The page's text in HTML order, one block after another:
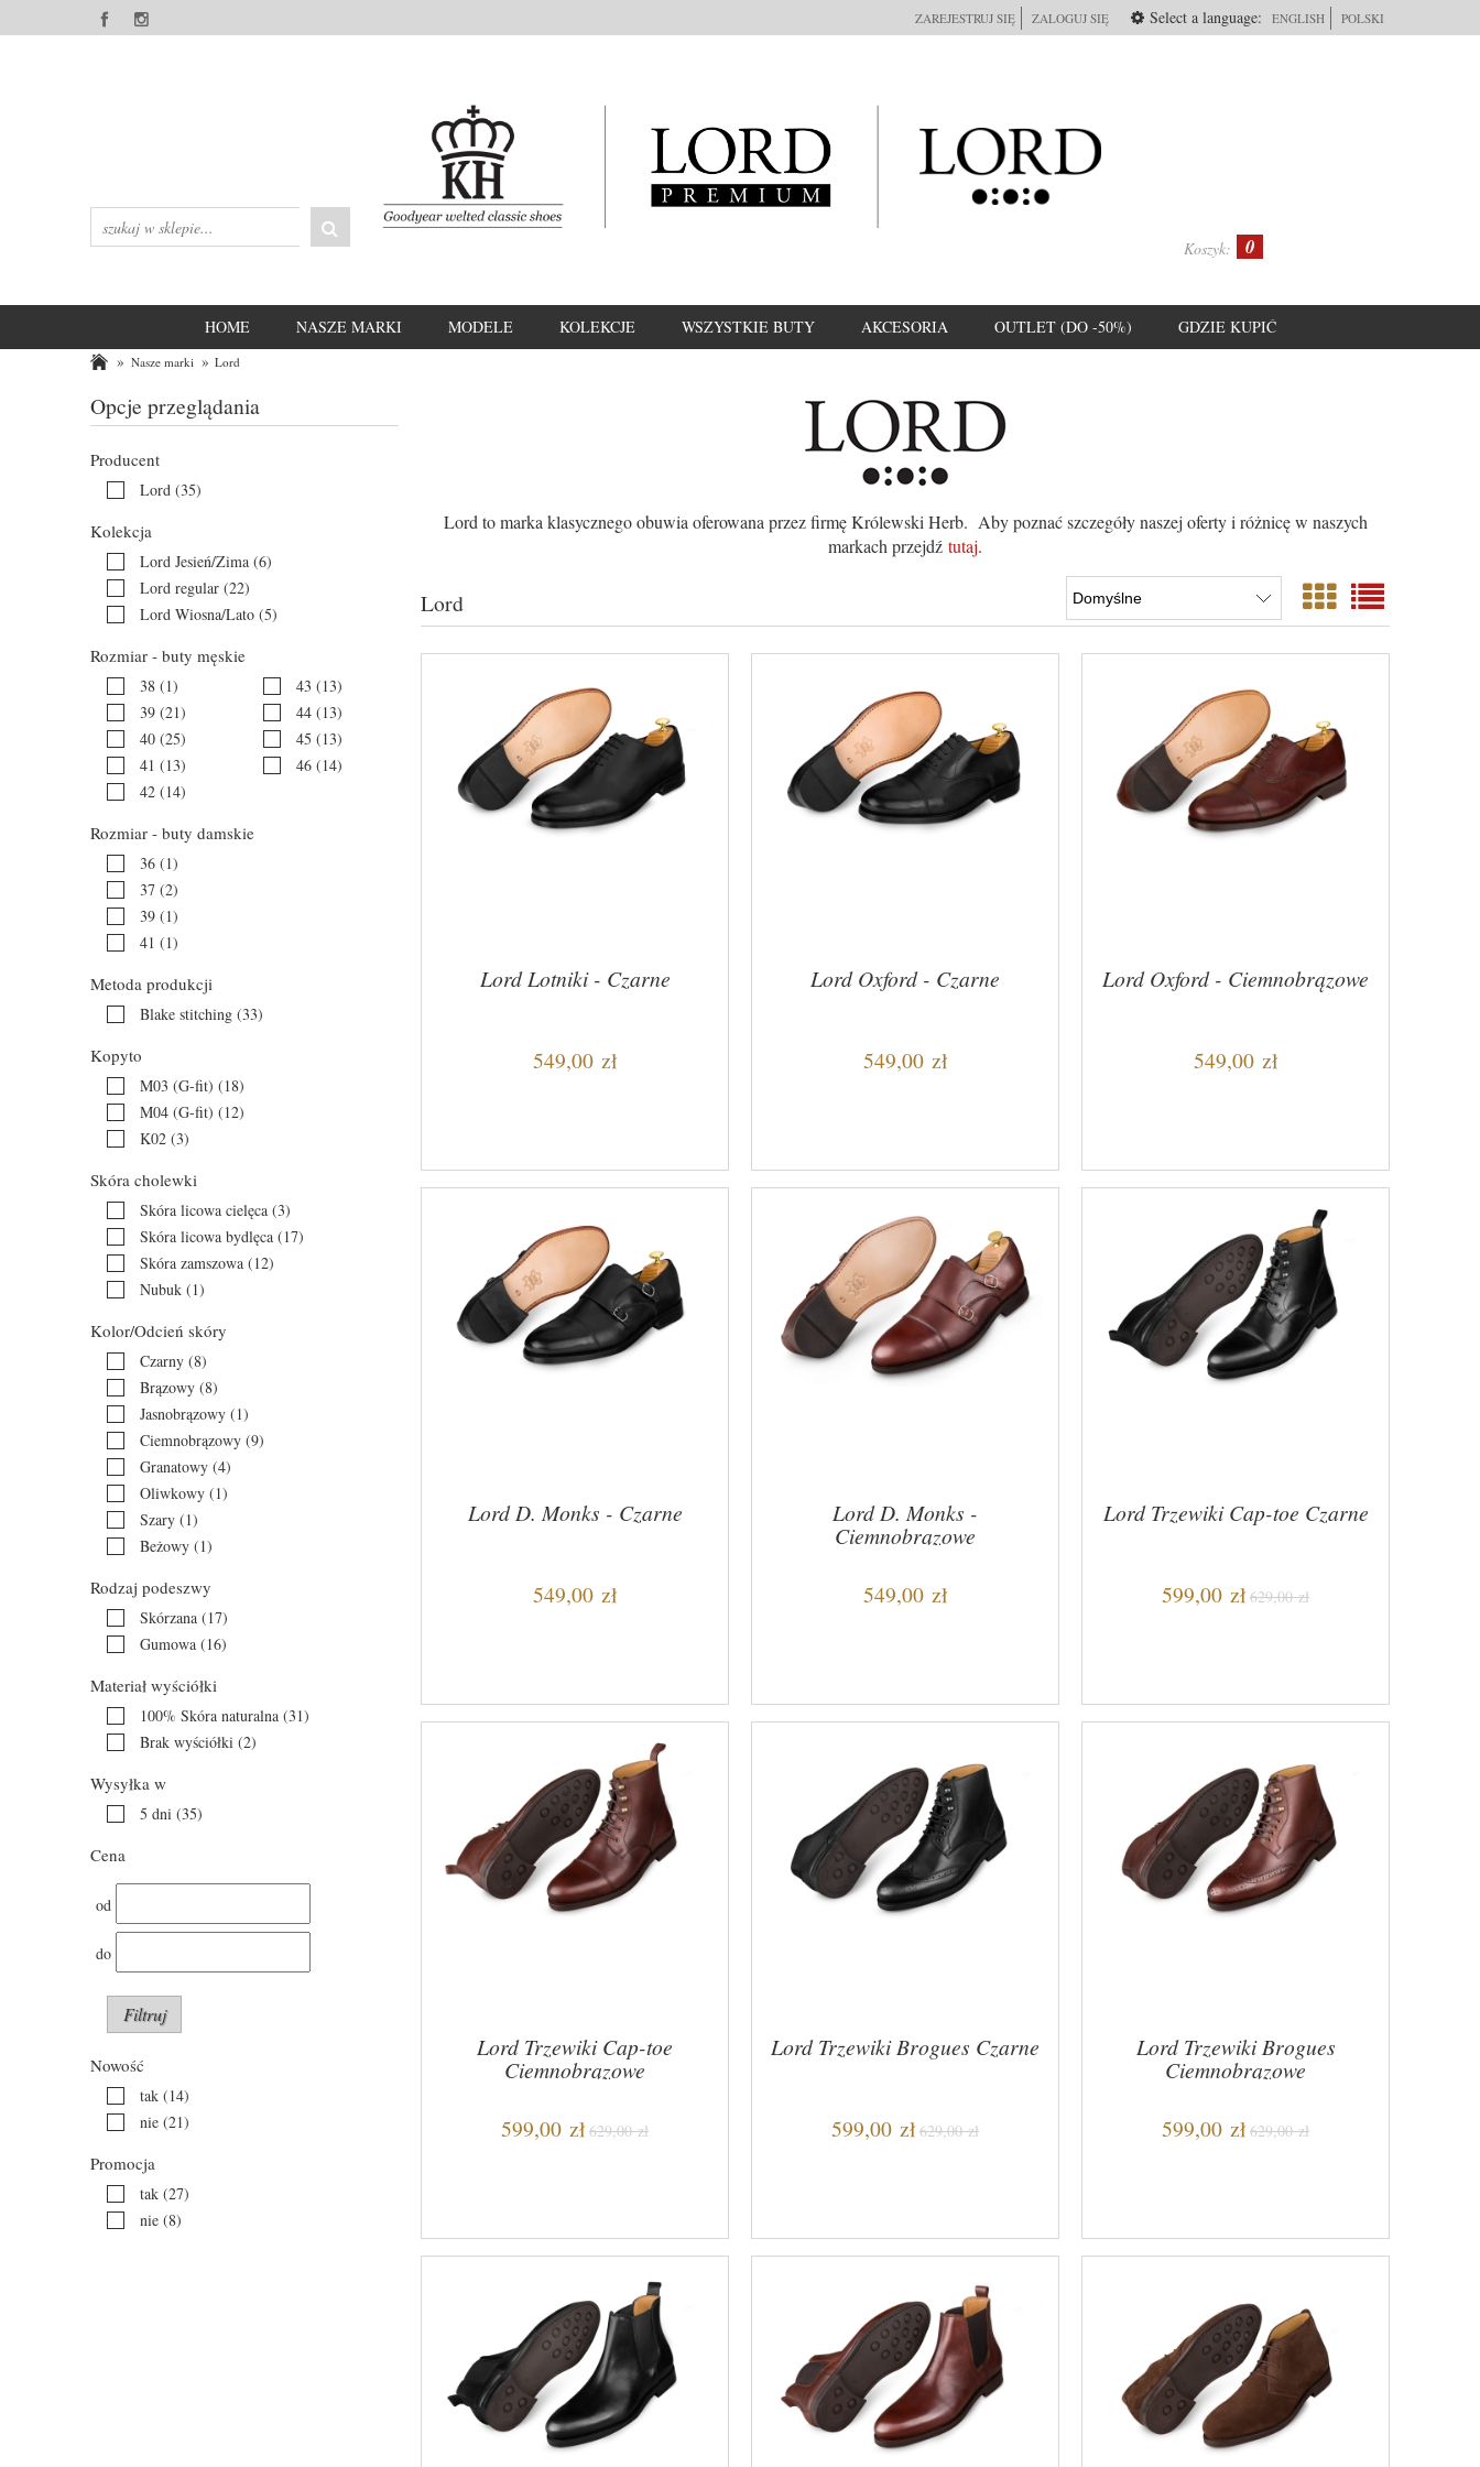
Select a language: ENGLISH POLSKI
ZAREJESTRUJ SIĘ ZALOGUJ SIĘ
Koszyk: 0
HOME NASZE MARKI MODELE KOLEKCJE WSZYSTKIE BUTY AKCESORIA OUTLET (DO -50%) GDZIE KUPIĆ
» Nasze marki » Lord
Opcje przeglądania
Producent
Lord (35)
Kolekcja
Lord Jesień/Zima (6)
Lord regular (22)
Lord Wiosna/Lato (5)
Rozmiar - buty męskie
38 (1)
39 (21)
40 (25)
41 (13)
42 (14)
43 (13)
44 (13)
45 (13)
46 (14)
Rozmiar - buty damskie
36 (1)
37 (2)
39 (1)
41 (1)
Metoda produkcji
Blake stitching (33)
Kopyto
M03 (G-fit) (18)
M04 (G-fit) (12)
K02 (3)
Skóra cholewki
Skóra licowa cielęca (3)
Skóra licowa bydlęca (17)
Skóra zamszowa (12)
Nubuk (1)
Kolor/Odcień skóry
Czarny (8)
Brązowy (8)
Jasnobrązowy (1)
Ciemnobrązowy (9)
Granatowy (4)
Oliwkowy (1)
Szary (1)
Beżowy (1)
Rodzaj podeszwy
Skórzana (17)
Gumowa (16)
Materiał wyściółki
100% Skóra naturalna (31)
Brak wyściółki (2)
Wysyłka w
5 dni (35)
Cena
od
do
Filtruj
Nowość
tak (14)
nie (21)
Promocja
tak (27)
nie (8)
Lord to marka klasycznego obuwia oferowana przez firmę Królewski Herb. Aby poznać szczegóły naszej oferty i różnicę w naszych
markach przejdź tutaj.
Lord
Lord Lotniki - Czarne
549,00 zł
Lord Oxford - Czarne
549,00 zł
Lord Oxford - Ciemnobrązowe
549,00 zł
Lord D. Monks - Czarne
549,00 zł
Lord D. Monks -
Ciemnobrązowe
549,00 zł
Lord Trzewiki Cap-toe Czarne
599,00 zł 629,00 zł
Lord Trzewiki Cap-toe
Ciemnobrązowe
599,00 zł 629,00 zł
Lord Trzewiki Brogues Czarne
599,00 zł 629,00 zł
Lord Trzewiki Brogues
Ciemnobrązowe
599,00 zł 629,00 zł